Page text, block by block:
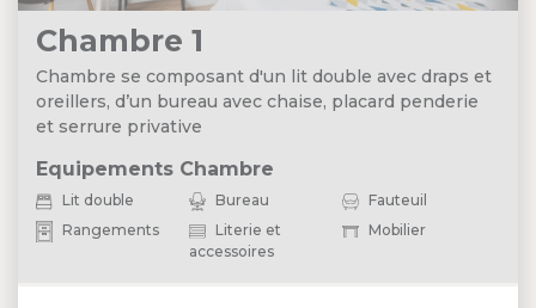
Chambre 1
Chambre se composant d'un lit double avec draps et
oreillers, d’un bureau avec chaise, placard penderie
et serrure privative
Equipements Chambre
Lit double Bureau
Fauteuil
Rangements
Literie et
accessoires
Mobilier